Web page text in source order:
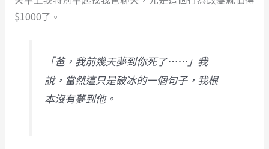
$1000了。
「爸，我前幾天夢到你死了⋯⋯」我
說，當然這只是破冰的一個句子，我根
本沒有夢到他。